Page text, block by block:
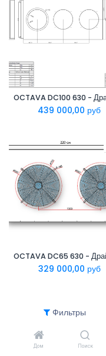
Фильтры
Дом Поиск
439 000,00 руб
329 000,00 руб